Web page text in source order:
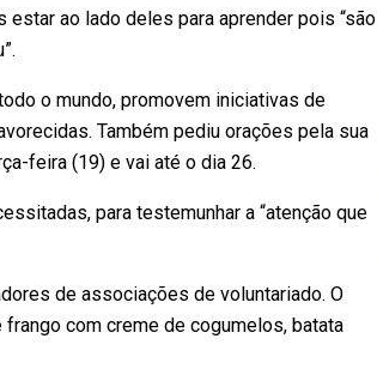
ao lado deles para aprender pois “são
o mundo, promovem iniciativas de
Também pediu orações pela sua
feira (19) e vai até o dia 26.
para testemunhar a “atenção que
de associações de voluntariado. O
com creme de cogumelos, batata